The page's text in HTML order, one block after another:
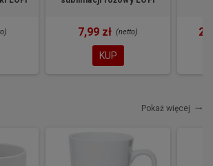
7,99 zł (netto)
KUP
2
Pokaż więcej trending_flat